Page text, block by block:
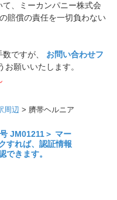
、ミーカンパニー株式会
賠償の責任を一切負わない
ですが、 お問い合わせフ
願いいたします。
周辺 > 臍帯ヘルニア